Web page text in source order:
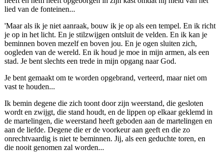
lied van de fonteinen...
'Maar als ik je niet aanraak, bouw ik je op als een tempel. En ik richt
je op in het licht. En je stilzwijgen ontsluit de velden. En ik kan je
beminnen boven mezelf en boven jou. En je ogen sluiten zich,
oogleden van de wereld. En ik houd je moe in mijn armen, als een
stad. Je bent slechts een trede in mijn opgang naar God.
Je bent gemaakt om te worden opgebrand, verteerd, maar niet om
vast te houden...
Ik bemin degene die zich toont door zijn weerstand, die gesloten
wordt en zwijgt, die stand houdt, en de lippen op elkaar geklemd in
de martelingen, die weerstand heeft geboden aan de martelingen en
aan de liefde. Degene die er de voorkeur aan geeft en die zo
onrechtvaardig is niet te beminnen. Jij, als een geduchte toren, en
die nooit genomen zal worden...